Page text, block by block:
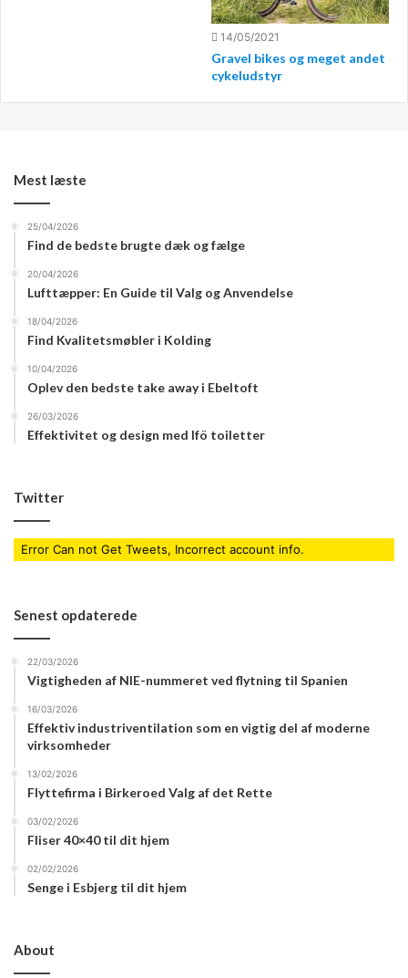
dyrke på lidt mere seriøst basis. Man kan selvfølgelig
også dyrke flere sportsgrene, hvis man vil.
14/05/2021
Gravel bikes og meget andet
cykeludstyr
Mest læste
25/04/2026
Find de bedste brugte dæk og fælge
20/04/2026
Lufttæpper: En Guide til Valg og Anvendelse
18/04/2026
Find Kvalitetsmøbler i Kolding
10/04/2026
Oplev den bedste take away i Ebeltoft
26/03/2026
Effektivitet og design med Ifö toiletter
Twitter
Error Can not Get Tweets, Incorrect account info.
Senest opdaterede
22/03/2026
Vigtigheden af NIE-nummeret ved flytning til Spanien
16/03/2026
Effektiv industriventilation som en vigtig del af moderne
virksomheder
13/02/2026
Flyttefirma i Birkeroed Valg af det Rette
03/02/2026
Fliser 40×40 til dit hjem
02/02/2026
Senge i Esbjerg til dit hjem
About